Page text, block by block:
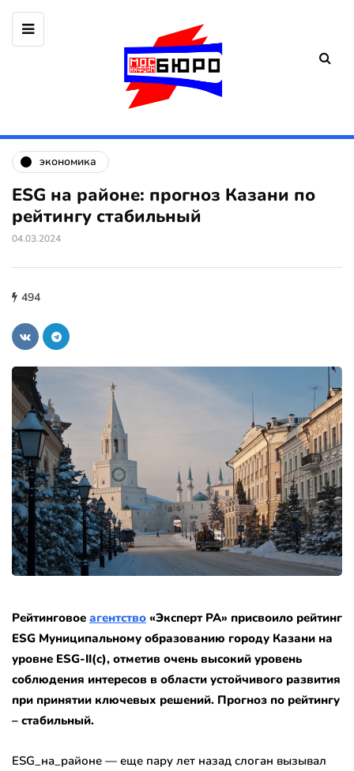
экономика
ESG на районе: прогноз Казани по
рейтингу стабильный
04.03.2024
494
Рейтинговое агентство «Эксперт РА» присвоило рейтинг
ESG Муниципальному образованию городу Казани на
уровне ESG-II(c), отметив очень высокий уровень
соблюдения интересов в области устойчивого развития
при принятии ключевых решений. Прогноз по рейтингу
– стабильный.
ESG_на_районе — еще пару лет назад слоган вызывал